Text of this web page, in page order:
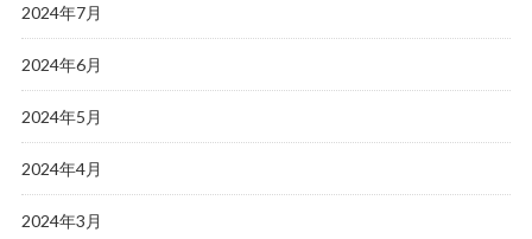
2024年7月
2024年6月
2024年5月
2024年4月
2024年3月